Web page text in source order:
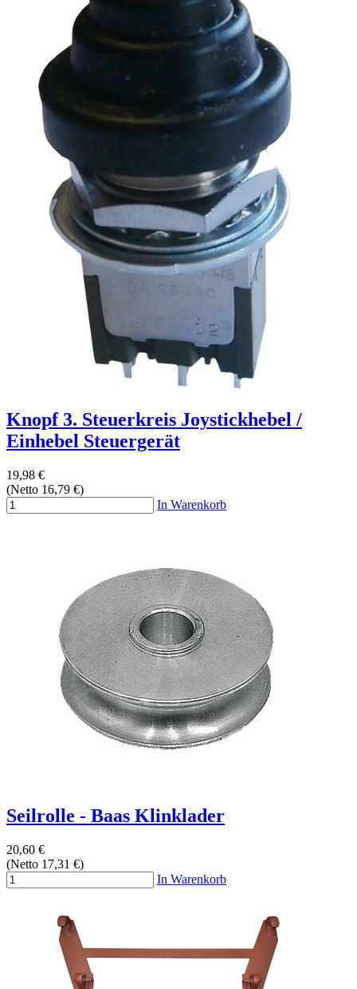
Knopf 3. Steuerkreis Joystickhebel /
Einhebel Steuergerät
19,98 €
(Netto 16,79 €)
In Warenkorb
Seilrolle - Baas Klinklader
20,60 €
(Netto 17,31 €)
In Warenkorb